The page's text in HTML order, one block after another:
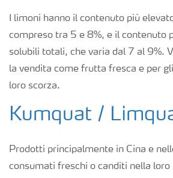
I limoni hanno il contenuto più
compreso tra 5 e 8%, e il contenuto
solubili totali, che varia dal 7 al 9%.
la vendita come frutta fresca e per
loro scorza.
Kumquat /
Prodotti principalmente in Cina e
consumati freschi o canditi nella loro